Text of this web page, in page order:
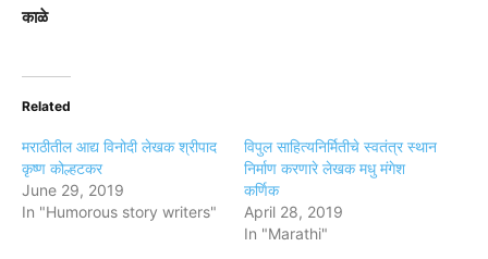
काळे
Related
मराठीतील आद्य विनोदी लेखक श्रीपाद
कृष्ण कोल्हटकर
June 29, 2019
In "Humorous story writers"
विपुल साहित्यनिर्मितीचे स्वतंत्र स्थान
निर्माण करणारे लेखक मधु मंगेश
कर्णिक
April 28, 2019
In "Marathi"